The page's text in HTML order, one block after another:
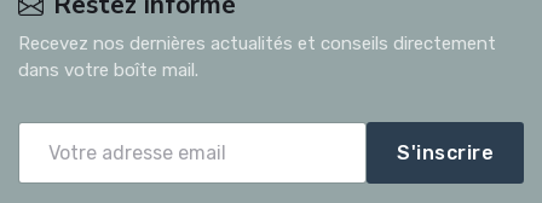
Recevez nos dernières actualités et conseils directement
dans votre boîte mail.
S'inscrire